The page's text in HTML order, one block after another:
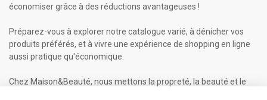
économiser grâce à des réductions avantageuses !
Préparez-vous à explorer notre catalogue varié, à dénicher vos
produits préférés, et à vivre une expérience de shopping en ligne
aussi pratique qu'économique.
Chez Maison&Beauté, nous mettons la propreté, la beauté et le